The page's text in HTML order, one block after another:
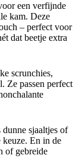
een verfijnde
kam. Deze
– perfect voor
dat beetje extra
scrunchies,
Ze passen perfect
sjaaltjes of
keuze. En in de
of gebreide